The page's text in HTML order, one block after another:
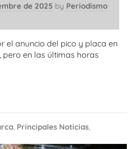
de 2025 by Periodismo
el anuncio del pico y placa en
en las últimas horas
, Principales Noticias,